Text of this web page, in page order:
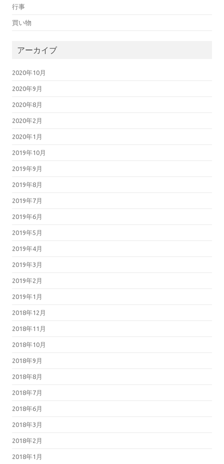
行事
買い物
アーカイブ
2020年10月
2020年9月
2020年8月
2020年2月
2020年1月
2019年10月
2019年9月
2019年8月
2019年7月
2019年6月
2019年5月
2019年4月
2019年3月
2019年2月
2019年1月
2018年12月
2018年11月
2018年10月
2018年9月
2018年8月
2018年7月
2018年6月
2018年3月
2018年2月
2018年1月